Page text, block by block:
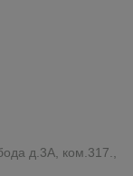
д.3А, ком.317.,